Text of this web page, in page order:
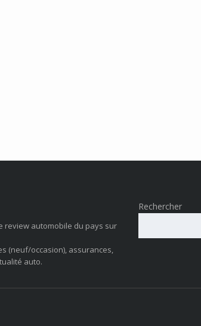
review automobile du pays sur
(neuf/occasion), assurances,
auto.
Rechercher